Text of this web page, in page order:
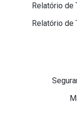
Relatório de
Relatório de